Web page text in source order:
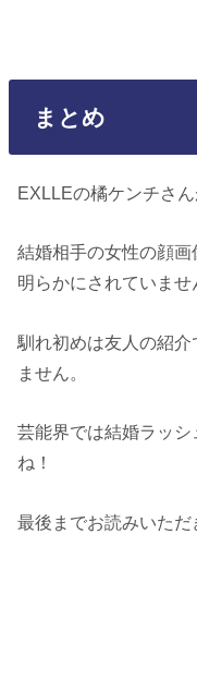
まとめ
EXLLEの橘ケンチさ
結婚相手の女性の顔
明らかにされていませ
馴れ初めは友人の紹
ません。
芸能界では結婚ラッ
ね！
最後までお読みいただ